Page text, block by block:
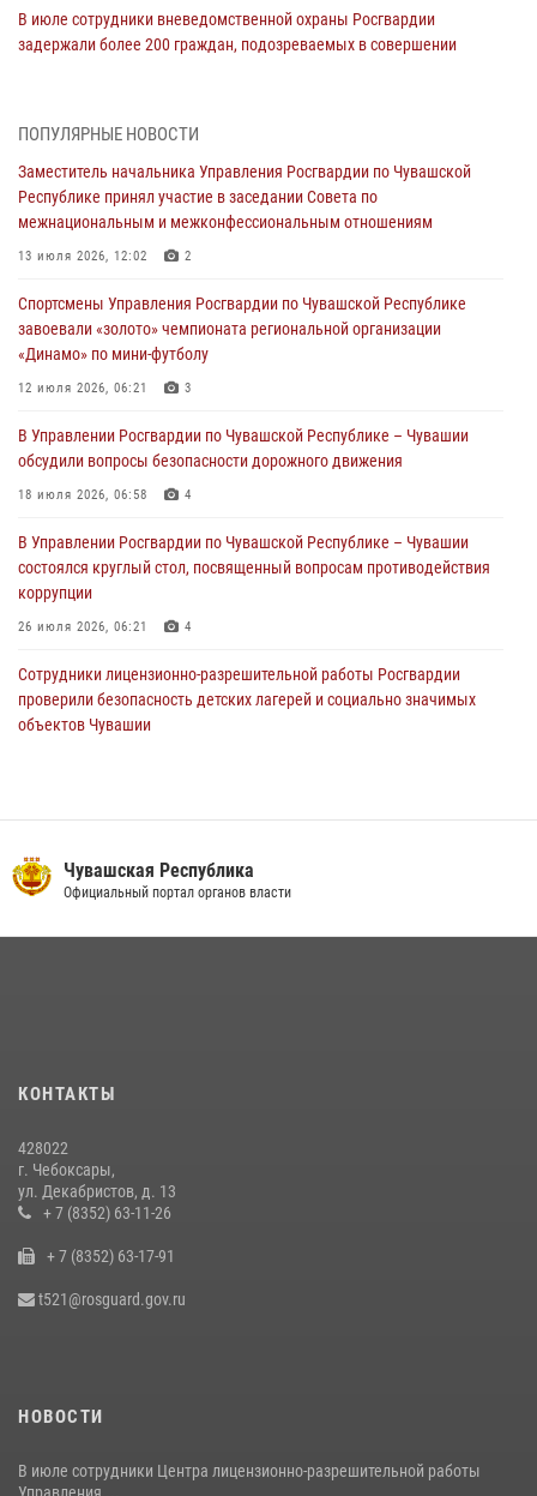
В июле сотрудники вневедомственной охраны Росгвардии
задержали более 200 граждан, подозреваемых в совершении
мировой войне 1914-1918 годов
01 августа 2026, 07:19
В Ядрине сотрудники Росгвардии задержали подозреваемого в
01 августа 2026, 06:12
1 августа – День дежурной службы войск национальной гвардии
Российской Федерации
Директор Росгвардии Герой России генерал армии Виктор Золотов
поздравил специалистов подразделений тыла с профессиональным
01 августа 2026, 00:01
ПОПУЛЯРНЫЕ НОВОСТИ
Заместитель начальника Управления Росгвардии по Чувашской
Республике принял участие в заседании Совета по
межнациональным и межконфессиональным отношениям
13 июля 2026, 12:02 2
Спортсмены Управления Росгвардии по Чувашской Республике
завоевали «золото» чемпионата региональной организации
«Динамо» по мини-футболу
12 июля 2026, 06:21 3
В Управлении Росгвардии по Чувашской Республике – Чувашии
обсудили вопросы безопасности дорожного движения
18 июля 2026, 06:58 4
В Управлении Росгвардии по Чувашской Республике – Чувашии
состоялся круглый стол, посвященный вопросам противодействия
коррупции
26 июля 2026, 06:21 4
Сотрудники лицензионно-разрешительной работы Росгвардии
проверили безопасность детских лагерей и социально значимых
объектов Чувашии
14 июля 2026, 13:09 3
программы «Время СВОих» на Национальном телевидении Чувашии
27 июля 2026, 05:05
В преддверии сезона охоты Управление Росгвардии по Чувашской
Республике напоминает о правилах обращения с оружием
16 июля 2026, 12:46
При поддержке спецназа Росгвардии в Чувашии изъята крупная
Чувашская Республика
Официальный портал органов власти
КОНТАКТЫ
428022
г. Чебоксары,
ул. Декабристов, д. 13
+ 7 (8352) 63-11-26
+ 7 (8352) 63-17-91
t521@rosguard.gov.ru
НОВОСТИ
В июле сотрудники Центра лицензионно-разрешительной работы